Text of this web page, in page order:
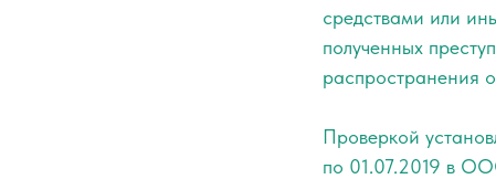
средствами или
полученных
распространения
Проверкой
по 01.07.2019 в